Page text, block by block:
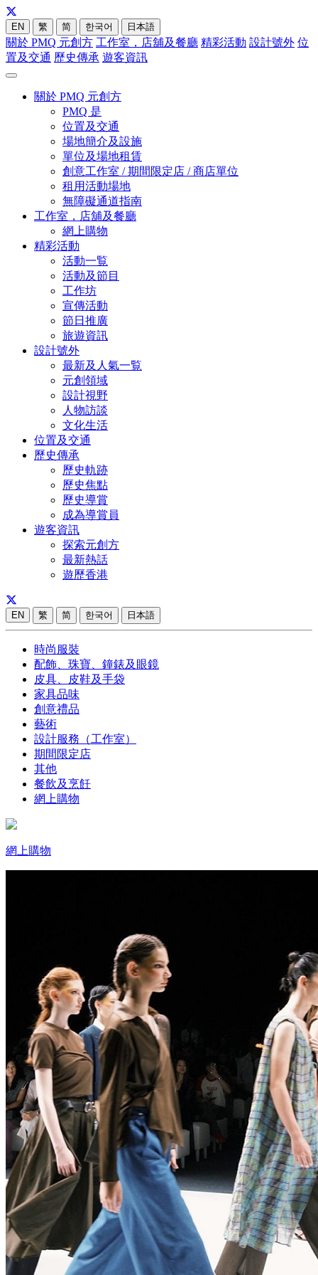
EN 繁 简 한국어 日本語
關於 PMQ 元創方 工作室，店舖及餐廳 精彩活動 設計號外 位
置及交通 歷史傳承 遊客資訊
關於 PMQ 元創方
PMQ 是
位置及交通
場地簡介及設施
單位及場地租賃
創意工作室 / 期間限定店 / 商店單位
租用活動場地
無障礙通道指南
工作室，店舖及餐廳
網上購物
精彩活動
活動一覧
活動及節目
工作坊
宣傳活動
節日推廣
旅遊資訊
設計號外
最新及人氣一覧
元創領域
設計視野
人物訪談
文化生活
位置及交通
歷史傳承
歷史軌跡
歷史焦點
歷史導賞
成為導賞員
遊客資訊
探索元創方
最新熱話
遊歷香港
EN 繁 简 한국어 日本語
時尚服裝
配飾、珠寶、鐘錶及眼鏡
皮具、皮鞋及手袋
家具品味
創意禮品
藝術
設計服務（工作室）
期間限定店
其他
餐飲及烹飪
網上購物
網上購物